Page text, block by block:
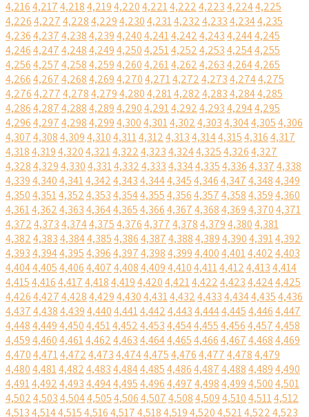
4,2164,2174,2184,2194,2204,2214,2224,2234,2244,225
4,2264,2274,2284,2294,2304,2314,2324,2334,2344,235
4,2364,2374,2384,2394,2404,2414,2424,2434,2444,245
4,2464,2474,2484,2494,2504,2514,2524,2534,2544,255
4,2564,2574,2584,2594,2604,2614,2624,2634,2644,265
4,2664,2674,2684,2694,2704,2714,2724,2734,2744,275
4,2764,2774,2784,2794,2804,2814,2824,2834,2844,285
4,2864,2874,2884,2894,2904,2914,2924,2934,2944,295
4,2964,2974,2984,2994,3004,3014,3024,3034,3044,3054,306
4,3074,3084,3094,3104,3114,3124,3134,3144,3154,3164,317
4,3184,3194,3204,3214,3224,3234,3244,3254,3264,327
4,3284,3294,3304,3314,3324,3334,3344,3354,3364,3374,338
4,3394,3404,3414,3424,3434,3444,3454,3464,3474,3484,349
4,3504,3514,3524,3534,3544,3554,3564,3574,3584,3594,360
4,3614,3624,3634,3644,3654,3664,3674,3684,3694,3704,371
4,3724,3734,3744,3754,3764,3774,3784,3794,3804,381
4,3824,3834,3844,3854,3864,3874,3884,3894,3904,3914,392
4,3934,3944,3954,3964,3974,3984,3994,4004,4014,4024,403
4,4044,4054,4064,4074,4084,4094,4104,4114,4124,4134,414
4,4154,4164,4174,4184,4194,4204,4214,4224,4234,4244,425
4,4264,4274,4284,4294,4304,4314,4324,4334,4344,4354,436
4,4374,4384,4394,4404,4414,4424,4434,4444,4454,4464,447
4,4484,4494,4504,4514,4524,4534,4544,4554,4564,4574,458
4,4594,4604,4614,4624,4634,4644,4654,4664,4674,4684,469
4,4704,4714,4724,4734,4744,4754,4764,4774,4784,479
4,4804,4814,4824,4834,4844,4854,4864,4874,4884,4894,490
4,4914,4924,4934,4944,4954,4964,4974,4984,4994,5004,501
4,5024,5034,5044,5054,5064,5074,5084,5094,5104,5114,512
4,5134,5144,5154,5164,5174,5184,5194,5204,5214,5224,523